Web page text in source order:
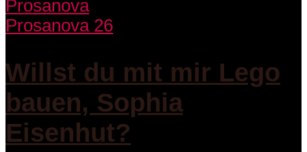
Prosanova 26
Willst du mit mir Lego
bauen, Sophia
Eisenhut?